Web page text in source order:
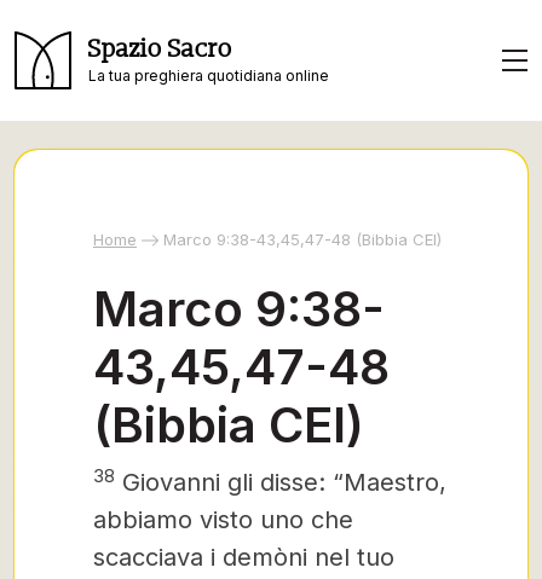
Spazio Sacro
La tua preghiera quotidiana online
Home Marco 9:38-43,45,47-48 (Bibbia CEI)
Marco 9:38-
43,45,47-48
(Bibbia CEI)
38 Giovanni gli disse: “Maestro,
abbiamo visto uno che
scacciava i demòni nel tuo